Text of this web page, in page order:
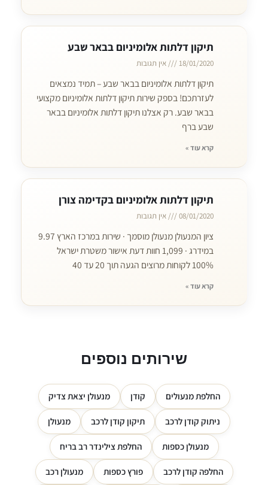
תיקון דלתות אלומיניום בבאר שבע
18/01/2020 אין תגובות
תיקון דלתות אלומיניום בבאר שבע – תמיד נמצאים
לעזרתכם! בספק שירות תיקון דלתות אלומיניום מקצועי
בבאר שבע. רק אצלנו תיקון דלתות אלומיניום בבאר
שבע ברף
קרא עוד »
תיקון דלתות אלומיניום בקדימה צורן
08/01/2020 אין תגובות
ציון המנעולן מנעולן מוסמך · שירות במרכז הארץ 9.97
במידרג · 1,099 חוות דעת אישור משטרת ישראל
100% לקוחות מרוצים הגעה תוך 20 עד 40
קרא עוד »
שירותים נוספים
החלפת מנעולים קודן מנעולן יצאת צדיק
ניתוק קודן לרכב תיקון קודן לרכב מנעולן
מנעולן כספות החלפת צילינדר רב בריח
החלפה קודן לרכב פורץ כספות מנעולן רכב